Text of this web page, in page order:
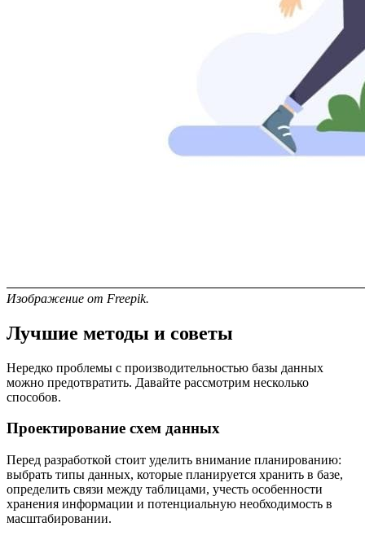
Изображение от Freepik.
Лучшие методы и советы
Нередко проблемы с производительностью базы данных
можно предотвратить. Давайте рассмотрим несколько
способов.
Проектирование схем данных
Перед разработкой стоит уделить внимание планированию:
выбрать типы данных, которые планируется хранить в базе,
определить связи между таблицами, учесть особенности
хранения информации и потенциальную необходимость в
масштабировании.